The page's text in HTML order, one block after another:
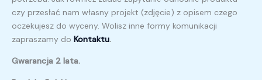
czy przesłać nam własny projekt (zdjęcie) z opisem czego
oczekujesz do wyceny. Wolisz inne formy komunikacji
zapraszamy do Kontaktu.
Gwarancja 2 lata.